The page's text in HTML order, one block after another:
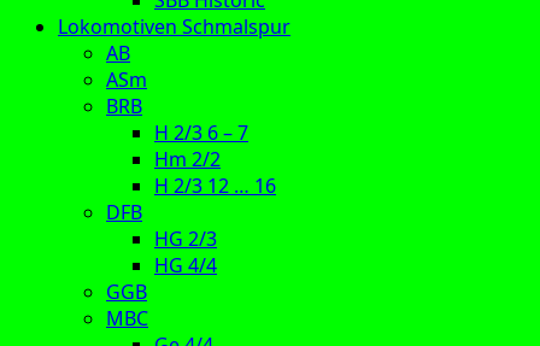
Lokomotiven Schmalspur
AB
ASm
BRB
H 2/3 6 – 7
Hm 2/2
H 2/3 12 … 16
DFB
HG 2/3
HG 4/4
GGB
MBC